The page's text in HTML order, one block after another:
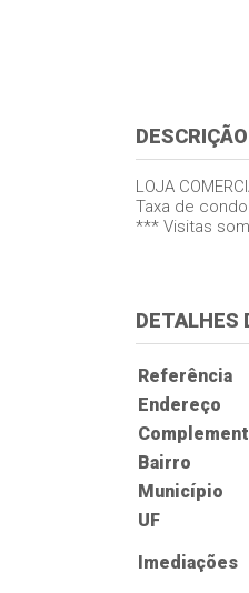
DESCRIÇÃO
LOJA
Taxa de
*** Visitas
DETALHES
Referência
Endereço
Bairro
Município
UF
Imediações